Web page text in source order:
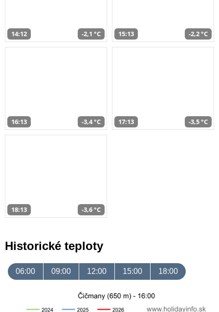
14:12 -2,1 °C 15:13 -2,2 °C
16:13 -3,4 °C 17:13 -3,5 °C
18:13 -3,6 °C
Historické teploty
06:00 09:00 12:00 15:00 18:00